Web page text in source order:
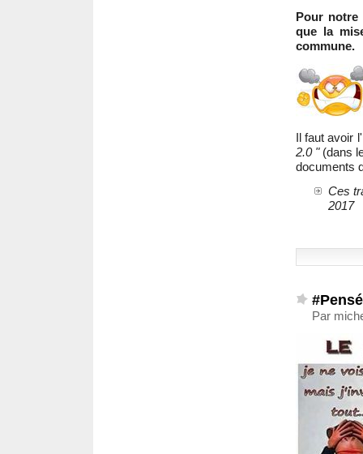
Pour notre
que la
commune.
Il faut avoir
2.0 "(dans
documents
Ces
2017
Par